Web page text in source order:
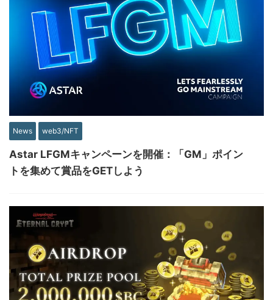
News web3/NFT
Astar LFGMキャンペーンを開催：「GM」ポイン
トを集めて賞品をGETしよう